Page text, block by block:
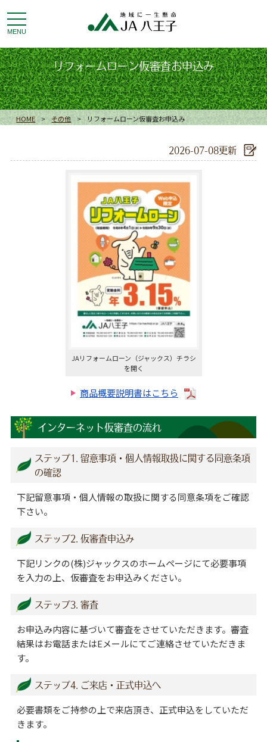
toggle
navigation
MENU
HOME > その他 > リフォームローン仮審査お申込み
リフォームローン仮審査お申込み
2026-07-08更新
JAリフォームローン（ジャックス）チラシ
を開く
商品概要説明書はこちら
インターネット仮審査の流れ
ステップ1. 留意事項・個人情報取扱に関する同意条項
の確認
下記留意事項・個人情報の取扱に関する同意条項をご確認
下さい。
ステップ2. 仮審査申込み
下記リンクの(株)ジャックスのホームページにて必要事項
を入力の上、仮審査をお申込みください。
ステップ3. 審査
お申込み内容に基づいて審査をさせていただきます。審査
結果はお電話またはEメールにてご連絡させていただきま
す。
ステップ4. ご来店・正式申込へ
必要書類をご持参の上で来店頂き、正式申込をしていただ
きます。